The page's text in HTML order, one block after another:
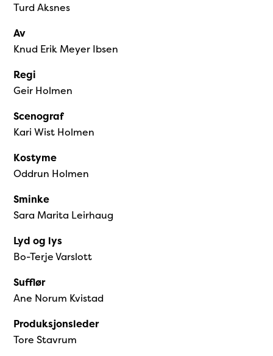
Turd Aksnes
Av
Knud Erik Meyer Ibsen
Regi
Geir Holmen
Scenograf
Kari Wist Holmen
Kostyme
Oddrun Holmen
Sminke
Sara Marita Leirhaug
Lyd og lys
Bo-Terje Varslott
Sufflør
Ane Norum Kvistad
Produksjonsleder
Tore Stavrum